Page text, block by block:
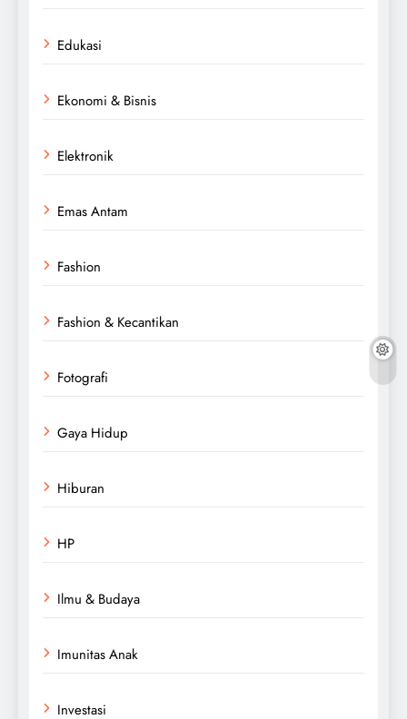
Edukasi
Ekonomi & Bisnis
Elektronik
Emas Antam
Fashion
Fashion & Kecantikan
Fotografi
Gaya Hidup
Hiburan
HP
Ilmu & Budaya
Imunitas Anak
Investasi